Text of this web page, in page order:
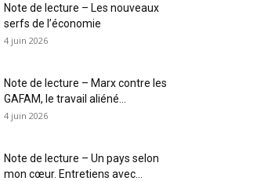
Note de lecture – Les nouveaux
serfs de l’économie
4 juin 2026
Note de lecture – Marx contre les
GAFAM, le travail aliéné...
4 juin 2026
Note de lecture – Un pays selon
mon cœur. Entretiens avec...